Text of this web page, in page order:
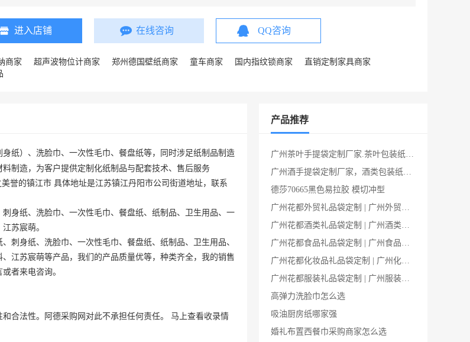
进入店铺 在线咨询 QQ咨询
商家 超声波物位计商家 郑州德国壁纸商家 童车商家 国内指纹锁商家
直销定制家具商家
纸）、洗脸巾、一次性毛巾、餐盘纸等，同时涉足纸制品制造
制造，为客户提供定制化纸制品与配套技术、售后服务
誉的镇江市 具体地址是江苏镇江丹阳市公司街道地址，联系
身纸、洗脸巾、一次性毛巾、餐盘纸、纸制品、卫生用品、一
苏宸萌。
刺身纸、洗脸巾、一次性毛巾、餐盘纸、纸制品、卫生用品、
江苏宸萌等产品，我们的产品质量优等，种类齐全，我的销售
者来电咨询。
合法性。阿德采购网对此不承担任何责任。
马上查看收录情
产品推荐
广州茶叶手提袋定制厂家.茶叶包装纸袋 ，防潮处理
广州酒手提袋定制厂家，酒类包装纸袋 ， 加厚承重 500个起订
德莎70665黑色易拉胶 模切冲型
广州花都外贸礼品袋定制 | 广州外贸手提袋源头工厂
广州花都酒类礼品袋定制 | 广州酒类手提袋源头工厂
广州花都食品礼品袋定制 | 广州食品手提袋源头工厂
广州花都化妆品礼品袋定制 | 广州化妆品手提袋源头工厂
广州花都服装礼品袋定制 | 广州服装手提袋源头工厂
高弹力洗脸巾怎么选
吸油厨房纸哪家强
婚礼布置西餐巾采购商家怎么选